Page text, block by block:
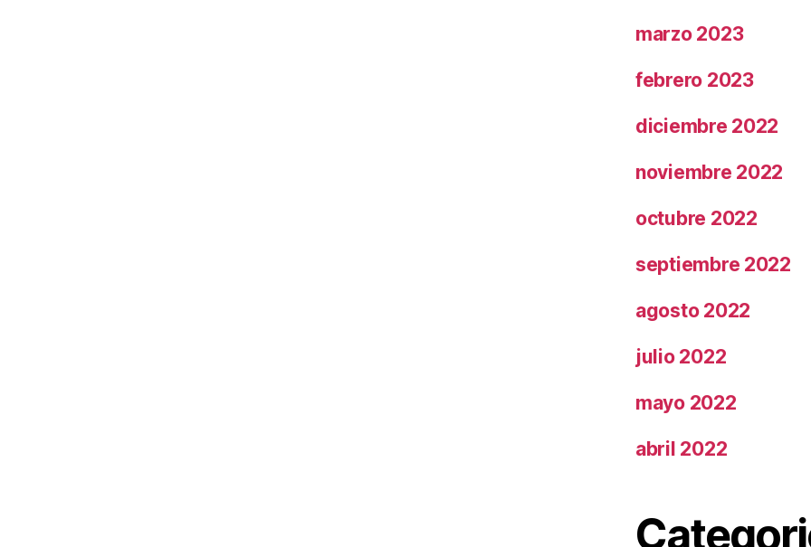
marzo 2023
febrero 2023
diciembre 2022
noviembre 2022
octubre 2022
septiembre 2022
agosto 2022
julio 2022
mayo 2022
abril 2022